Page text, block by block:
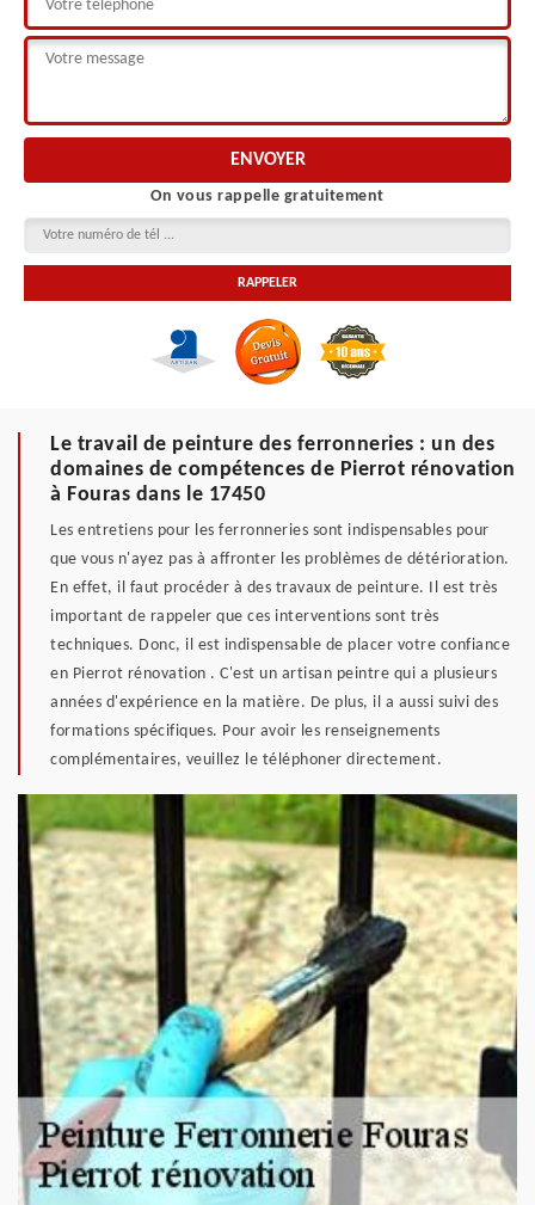
On vous rappelle gratuitement
Le travail de peinture des ferronneries : un des
domaines de compétences de Pierrot rénovation
à Fouras dans le 17450
Les entretiens pour les ferronneries sont indispensables pour
que vous n'ayez pas à affronter les problèmes de détérioration.
En effet, il faut procéder à des travaux de peinture. Il est très
important de rappeler que ces interventions sont très
techniques. Donc, il est indispensable de placer votre confiance
en Pierrot rénovation . C'est un artisan peintre qui a plusieurs
années d'expérience en la matière. De plus, il a aussi suivi des
formations spécifiques. Pour avoir les renseignements
complémentaires, veuillez le téléphoner directement.